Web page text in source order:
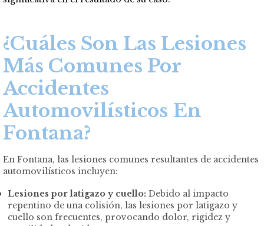
¿Cuáles Son Las Lesiones
Más Comunes Por
Accidentes
Automovilísticos En
Fontana?
En Fontana, las lesiones comunes resultantes de accidentes
automovilísticos incluyen:
Lesiones por latigazo y cuello: Debido al impacto
repentino de una colisión, las lesiones por latigazo y
cuello son frecuentes, provocando dolor, rigidez y